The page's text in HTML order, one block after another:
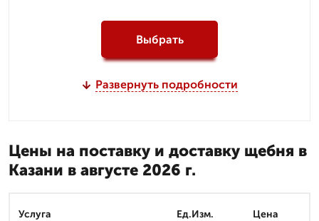
Выбрать
Развернуть подробности
Цены на поставку и доставку щебня в
Казани в августе 2026 г.
Услуга Ед.Изм. Цена